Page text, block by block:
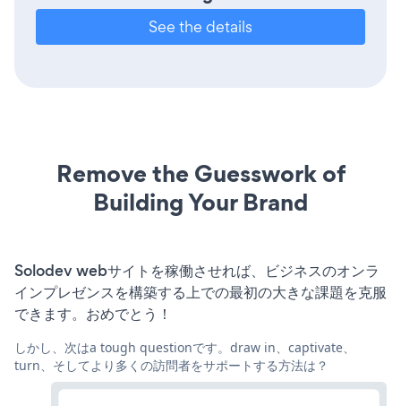
See the details
Remove the Guesswork of
Building Your Brand
Solodev webサイトを稼働させれば、ビジネスのオンラ
インプレゼンスを構築する上での最初の大きな課題を克服
できます。おめでとう！
しかし、次はa tough questionです。draw in、captivate、
turn、そしてより多くの訪問者をサポートする方法は？